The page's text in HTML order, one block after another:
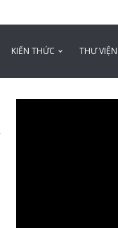
KIẾN THỨC THƯ VIỆN